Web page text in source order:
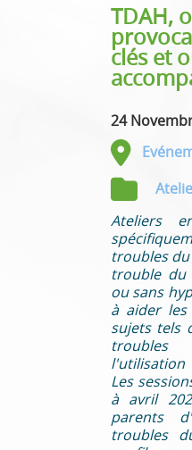
TDAH,
clés et
24
Ateliers
troubles
trouble du
ou sans
à aider
sujets tels
troubles
l'utilisation
Les
à avril
parents
troubles